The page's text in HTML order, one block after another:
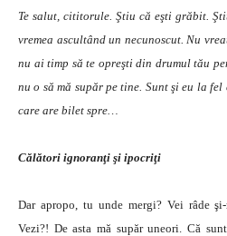
Te salut, cititorule. Ştiu că eşti grăbit.
vremea ascultând un necunoscut. Nu
nu ai timp să te opreşti din drumul tău
nu o să mă supăr pe tine. Sunt şi eu la
care are bilet spre…
Călători ignoranţi şi ipocriţi
Dar apropo, tu unde mergi? Vei râde
Vezi?! De asta mă supăr uneori. Că